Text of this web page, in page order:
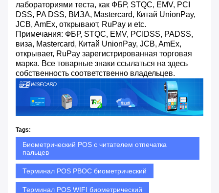
лабораториями теста, как ФБР, STQC, EMV, PCI
DSS, PA DSS, ВИЗА, Mastercard, Китай UnionPay,
JCB, AmEx, открывают, RuPay и etc.
Примечания: ФБР, STQC, EMV, PCIDSS, PADSS,
виза, Mastercard, Китай UnionPay, JCB, AmEx,
открывает, RuPay зарегистрированная торговая
марка. Все товарные знаки ссылаться на здесь
собственность соответственно владельцев.
Tags:
Биометрический POS с читателем отпечатка
пальцев
Терминал POS PBOC биометрический
Терминал POS WIFI биометрический